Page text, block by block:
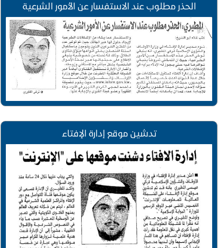
الحذر مطلوب عند الاستفسار عن الأمور الشرعية
تدشين موقع إدارة الإفتاء